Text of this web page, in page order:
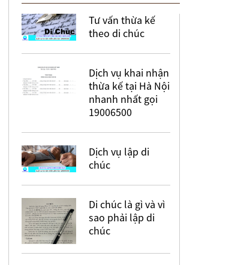
Tư vấn thừa kế
theo di chúc
Dịch vụ khai nhận
thừa kế tại Hà Nội
nhanh nhất gọi
19006500
Dịch vụ lập di
chúc
Di chúc là gì và vì
sao phải lập di
chúc